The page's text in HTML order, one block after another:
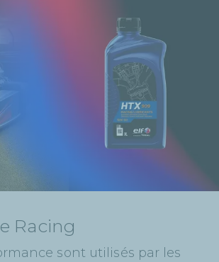
Racing
sont utilisés par les